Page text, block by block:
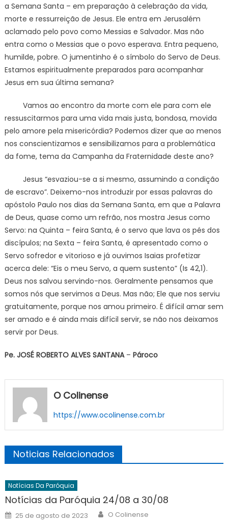
a Semana Santa – em preparação à celebração da vida,
morte e ressurreição de Jesus. Ele entra em Jerusalém
aclamado pelo povo como Messias e Salvador. Mas não
entra como o Messias que o povo esperava. Entra pequeno,
humilde, pobre. O jumentinho é o símbolo do Servo de Deus.
Estamos espiritualmente preparados para acompanhar
Jesus em sua última semana?
Vamos ao encontro da morte com ele para com ele
ressuscitarmos para uma vida mais justa, bondosa, movida
pelo amore pela misericórdia? Podemos dizer que ao menos
nos conscientizamos e sensibilizamos para a problemática
da fome, tema da Campanha da Fraternidade deste ano?
Jesus “esvaziou-se a si mesmo, assumindo a condição
de escravo”. Deixemo-nos introduzir por essas palavras do
apóstolo Paulo nos dias da Semana Santa, em que a Palavra
de Deus, quase como um refrão, nos mostra Jesus como
Servo: na Quinta – feira Santa, é o servo que lava os pés dos
discípulos; na Sexta – feira Santa, é apresentado como o
Servo sofredor e vitorioso e já ouvimos Isaias profetizar
acerca dele: “Eis o meu Servo, a quem sustento” (Is 42,1).
Deus nos salvou servindo-nos. Geralmente pensamos que
somos nós que servimos a Deus. Mas não; Ele que nos serviu
gratuitamente, porque nos amou primeiro. É difícil amar sem
ser amado e é ainda mais difícil servir, se não nos deixamos
servir por Deus.
Pe. JOSÉ ROBERTO ALVES SANTANA– Pároco
O Colinense
https://www.ocolinense.com.br
Noticias Relacionados
Notícias Da Paróquia
Notícias da Paróquia 24/08 a 30/08
Posted
on
25 de agosto de 2023 Author
O Colinense